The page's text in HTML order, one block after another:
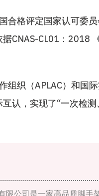
合格评定国家认可委
CNAS-CL01：2018
组织（APLAC）和国
认，实现了“一次检测
限公司是一家高品质脚手